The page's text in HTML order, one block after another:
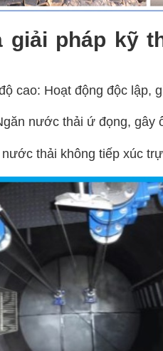
giải pháp kỹ
cao: Hoạt động độc lập,
nước thải ứ đọng, gây
thải không tiếp xúc